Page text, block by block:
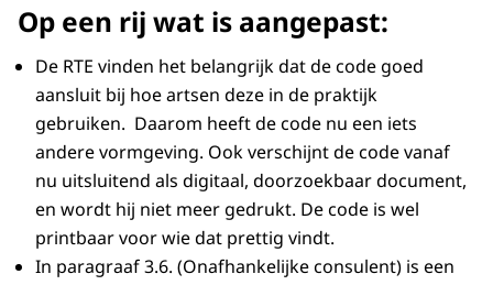
Op een rij wat is aangepast:
De RTE vinden het belangrijk dat de code goed
aansluit bij hoe artsen deze in de praktijk
gebruiken. Daarom heeft de code nu een iets
andere vormgeving. Ook verschijnt de code vanaf
nu uitsluitend als digitaal, doorzoekbaar document,
en wordt hij niet meer gedrukt. De code is wel
printbaar voor wie dat prettig vindt.
In paragraaf 3.6. (Onafhankelijke consulent) is een